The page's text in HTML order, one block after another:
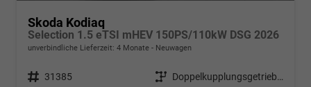
Skoda Kodiaq
Selection 1.5 eTSI mHEV 150PS/110kW DSG 2026
unverbindliche Lieferzeit: 4 Monate Neuwagen
Fahrzeugnr. 31385 Getriebe
Doppelkupplungsgetriebe (DSG)